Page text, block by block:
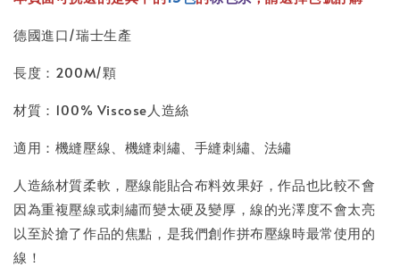
德國進口/瑞士生產
長度：200M/顆
材質：100% Viscose人造絲
適用：機縫壓線、機縫刺繡、手縫刺繡、法繡
人造絲材質柔軟，壓線能貼合布料效果好，作品也比較不會
因為重複壓線或刺繡而變太硬及變厚，線的光澤度不會太亮
以至於搶了作品的焦點，是我們創作拼布壓線時最常使用的
線！